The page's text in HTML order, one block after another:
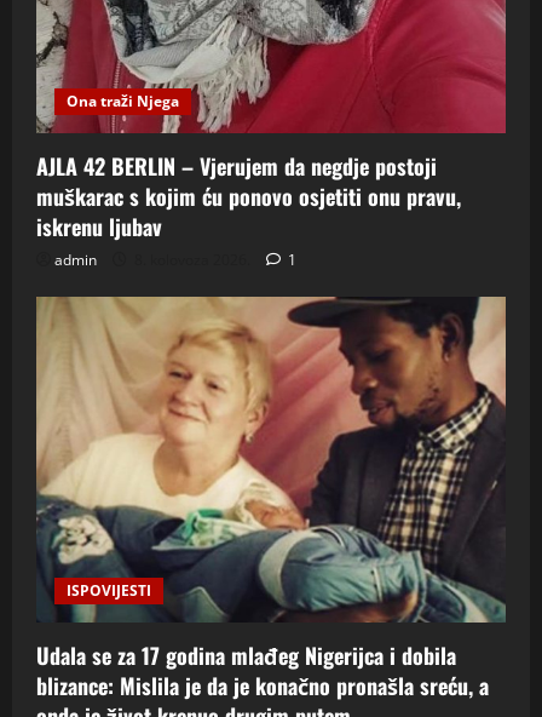
Ona traži Njega
AJLA 42 BERLIN – Vjerujem da negdje postoji
muškarac s kojim ću ponovo osjetiti onu pravu,
iskrenu ljubav
admin 1
ISPOVIJESTI
Udala se za 17 godina mlađeg Nigerijca i dobila
blizance: Mislila je da je konačno pronašla sreću, a